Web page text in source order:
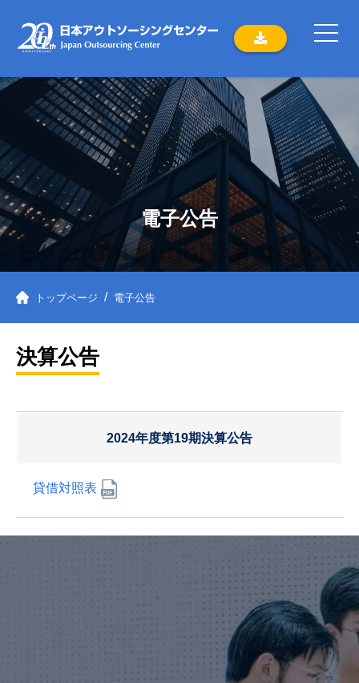
電子公告
Electronic public notice
トップページ 電子公告
決算公告
2024年度第19期決算公告
貸借対照表